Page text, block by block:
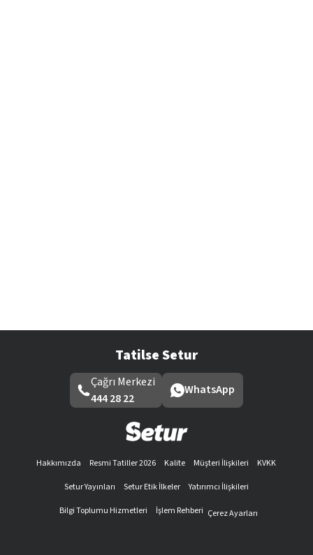
Tatilse Setur
Çağrı Merkezi
444 28 22
WhatsApp
Hakkımızda Resmi Tatiller 2026 Kalite Müşteri İlişkileri
KVKK
Setur Yayınları
Setur Etik İlkeler
Yatırımcı İlişkileri
Bilgi Toplumu Hizmetleri
İşlem Rehberi Çerez Ayarları